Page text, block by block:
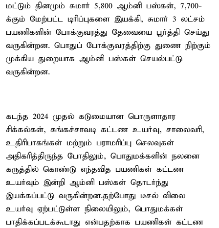
மட்டும் தினமும் சுமார் 5,800 ஆம்னி பஸ்கள், 7,700-
க்கும் மேற்பட்ட டிரிப்புகளை இயக்கி, சுமார் 3 லட்சம்
பயணிகளின் போக்குவரத்து தேவையை பூர்த்தி செய்து
வருகின்றன. பொதுப் போக்குவரத்திற்கு துணை நிற்கும்
முக்கிய துறையாக ஆம்னி பஸ்கள் செயல்பட்டு
வருகின்றன.
கடந்த 2024 முதல் கடுமையான பொருளாதார
சிக்கல்கள், சுங்கச்சாவடி கட்டண உயர்வு, சாலைவரி,
உதிரிபாகங்கள் மற்றும் பராமரிப்பு செலவுகள்
அதிகரித்திருந்த போதிலும், பொதுமக்களின் நலனை
கருத்தில் கொண்டு எந்தவித பயணிகள் கட்டண
உயர்வும் இன்றி ஆம்னி பஸ்கள் தொடர்ந்து
இயக்கப்பட்டு வருகின்றன.தற்போது டீசல் விலை
உயர்வு ஏற்பட்டுள்ள நிலையிலும், பொதுமக்கள்
பாதிக்கப்படக்கூடாது என்பதற்காக பயணிகள் கட்டண